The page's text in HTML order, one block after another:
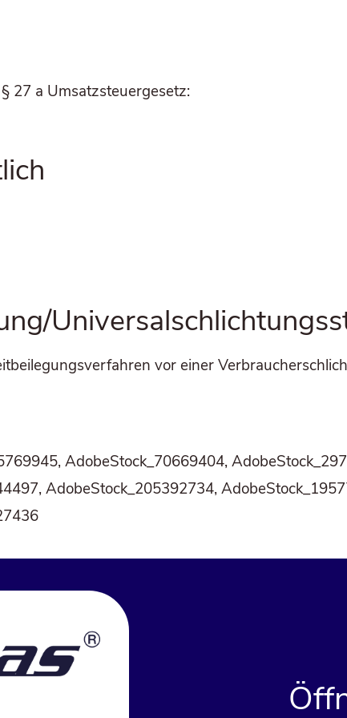
27 a Umsatz­steu­er­ge­setz:
vor einer
AdobeStock_70669404,
AdobeStock_205392734,